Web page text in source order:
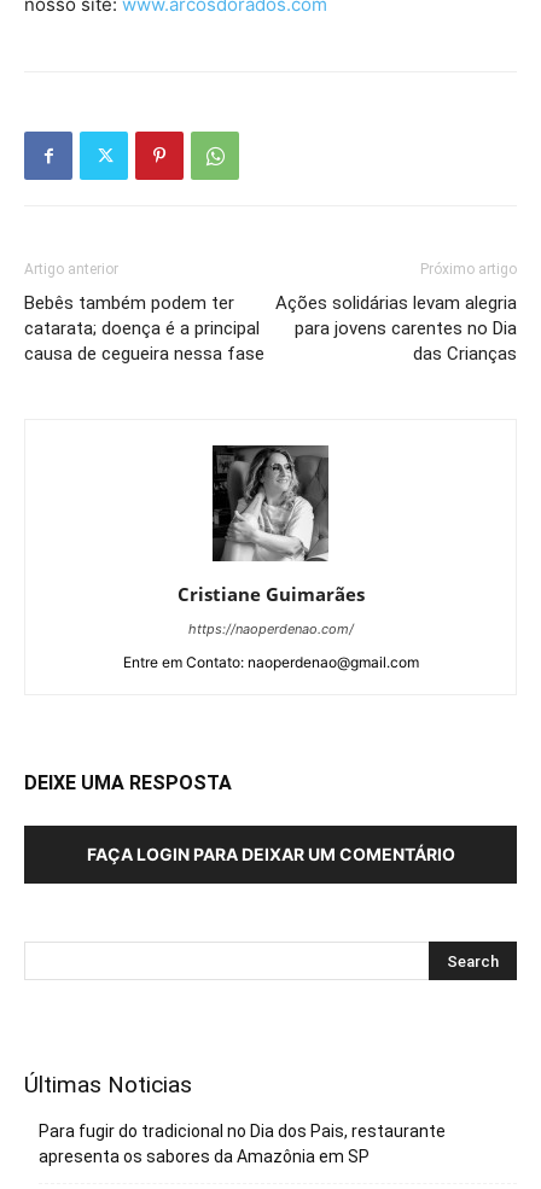
nosso site: www.arcosdorados.com
Artigo anterior
Bebês também podem ter
catarata; doença é a principal
causa de cegueira nessa fase
Próximo artigo
Ações solidárias levam alegria
para jovens carentes no Dia
das Crianças
Cristiane Guimarães
https://naoperdenao.com/
Entre em Contato: naoperdenao@gmail.com
DEIXE UMA RESPOSTA
FAÇA LOGIN PARA DEIXAR UM COMENTÁRIO
Últimas Noticias
Para fugir do tradicional no Dia dos Pais, restaurante
apresenta os sabores da Amazônia em SP